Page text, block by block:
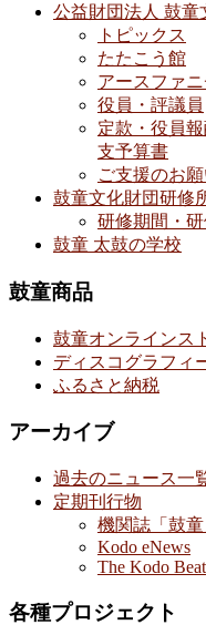
公益財団法人 鼓童
トピックス
たたこう館
アースファ
役員・評議員
定款・役員
支予算書
ご支援のお
鼓童文化財団研修
研修期間・研
鼓童 太鼓の学校
鼓童商品
鼓童オンラインス
ディスコグラフィ
ふるさと納税
アーカイブ
過去のニュース一
定期刊行物
機関誌「鼓童
Kodo eNews
The Kodo Beat
各種プロジェクト